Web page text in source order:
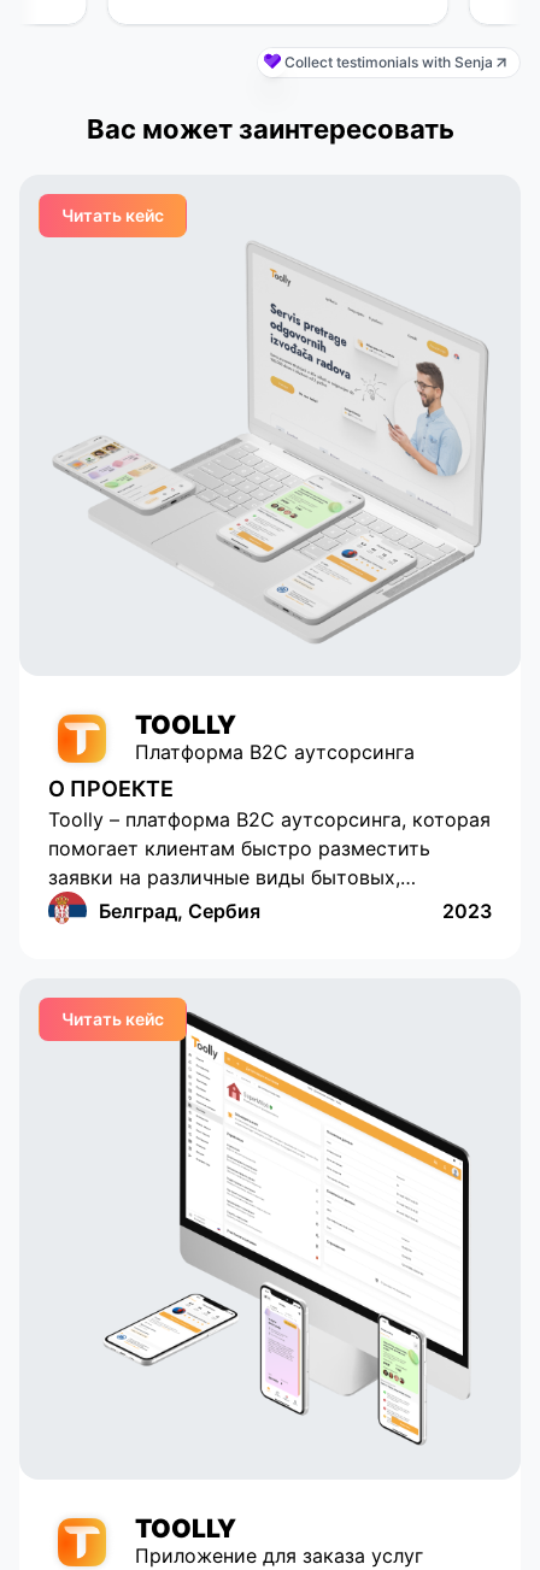
mathematical computations
required in our project, which was
probably the most challenging part
couldn't handle. From the first
immersed itself deeply in our plans,
suggesting creative solutions for
organizing user interfaces,
integrating astrological services,
and creating dynamic profiles. They
built their own system that
analyzes astrological data and
suggests potentially compatible
pairs to the user, which is a key
element of our application. Thanks
to their talent and dedication, our
service has grown and become
popular with tens of thousands of
active users. Appomart continues
to be an indispensable technical
partner, responding to our
Collect testimonials with Senja
Вас может заинтересовать
Читать кейс
TOOLLY
Платформа B2C аутсорсинга
О ПРОЕКТЕ
Toolly – платформа B2C аутсорсинга, которая
помогает клиентам быстро разместить
заявки на различные виды бытовых,
профессиональных и образовательных услуг,
приложении реализованы функции создания
заказов по множеству различных категорий,
задавая дополнительные уникальные
Белград, Сербия 2023
Читать кейс
TOOLLY
Приложение для заказа услуг